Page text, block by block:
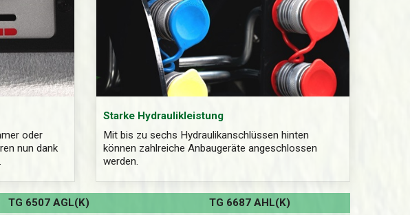
oder
nun dank
Starke Hydraulikleistung
Mit bis zu sechs Hydraulikanschlüssen hinten
können zahlreiche Anbaugeräte angeschlossen
werden.
TG 6507 AGL(K)
TG 6687 AHL(K)